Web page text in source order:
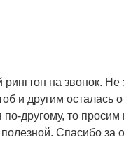
на звонок. Не
и другим
по-другому, то
Спасибо за